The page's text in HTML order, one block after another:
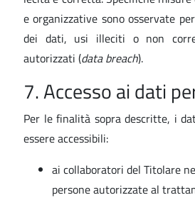
e organizzative sono osservate
dei dati, usi illeciti o non
autorizzati (data breach).
7. Accesso ai dati
Per le finalità sopra descritte, i
essere accessibili:
ai collaboratori del Titolare
persone autorizzate al